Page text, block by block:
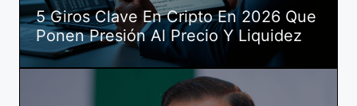
5 Giros Clave En Cripto En 2026 Que
Ponen Presión Al Precio Y Liquidez